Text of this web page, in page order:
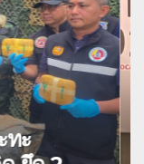
นท์” ขึ้น